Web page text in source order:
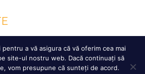
a vă asigura că vă oferim cea mai
site-ul nostru web. Dacă continuați să
vom presupune că sunteți de acord.